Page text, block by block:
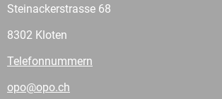
Steinackerstrasse 68
8302 Kloten
Telefonnummern
opo@opo.ch